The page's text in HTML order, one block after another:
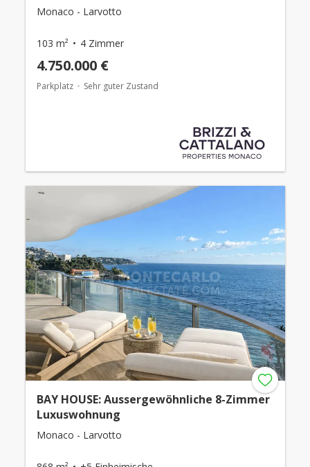
Monaco - Larvotto
103 m² 4 Zimmer
4.750.000 €
Parkplatz Sehr guter Zustand
BAY HOUSE: Aussergewöhnliche 8-Zimmer
Luxuswohnung
Monaco - Larvotto